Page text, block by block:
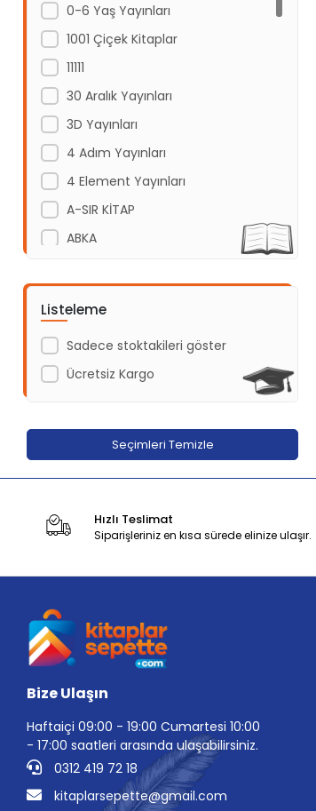
0-6 Yaş Yayınları
1001 Çiçek Kitaplar
11111
30 Aralık Yayınları
3D Yayınları
4 Adım Yayınları
4 Element Yayınları
A-SIR KİTAP
ABKA
Acil Yayınları
Açı Yayınları
ADAKÜLTÜR
Adeda Yayınları
Aden Yayıncılık
Agapi Yayınları
Aile Yayınları
AKABE HEDİYELİK
Akademi Çocuk
Akademi Çocuk - Funny Mat
Akademi Denizi Yayınları
Akaşa Yayınları
Akçağ Yayınları
Akil Yayınevi
Listeleme
Sadece stoktakileri göster
Ücretsiz Kargo
Seçimleri Temizle
Hızlı Teslimat
Siparişleriniz en kısa sürede elinize ulaşır.
Bize Ulaşın
Haftaiçi 09:00 - 19:00 Cumartesi 10:00
- 17:00 saatleri arasında ulaşabilirsiniz.
0312 419 72 18
kitaplarsepette@gmail.com